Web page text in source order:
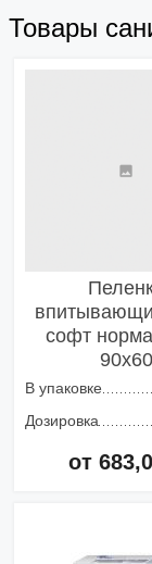
Товары
софт
90х60
В упаковке
Дозировка
от